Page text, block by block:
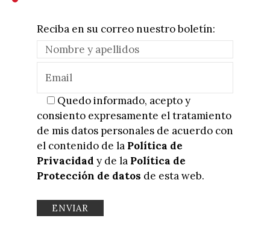
Reciba en su correo nuestro boletín:
Quedo informado, acepto y
consiento expresamente el tratamiento
de mis datos personales de acuerdo con
el contenido de la Política de
Privacidad y de la Política de
Protección de datos de esta web.